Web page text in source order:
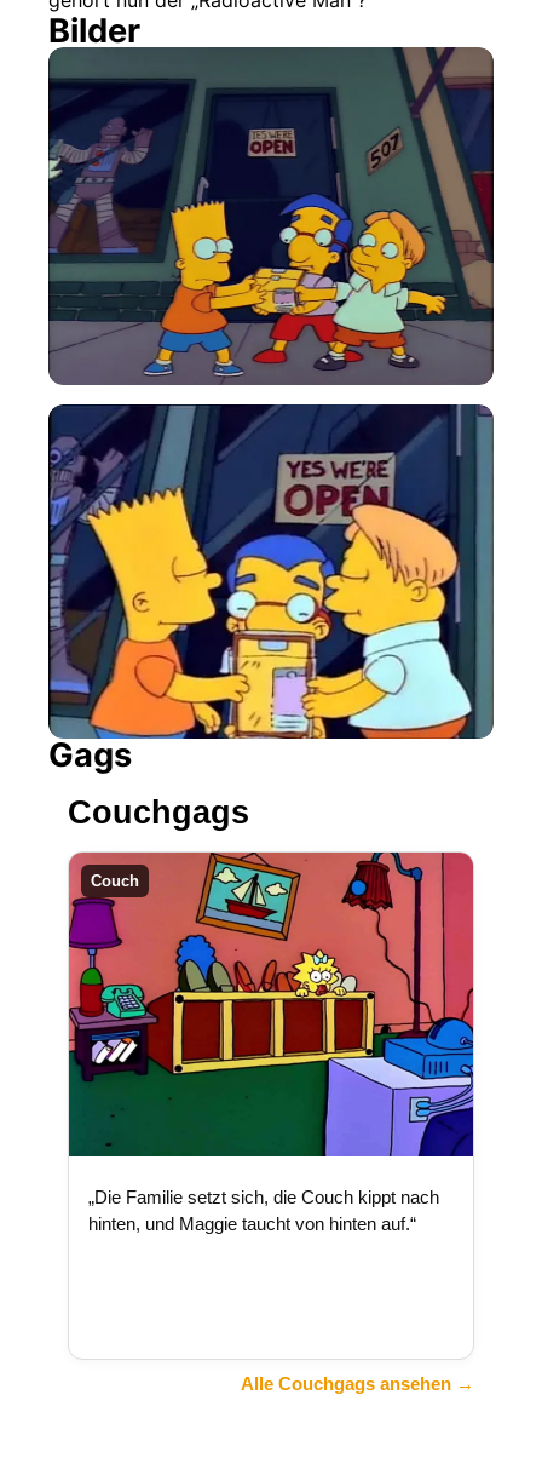
Bilder
Gags
Couchgags
Couch
„Die Familie setzt sich, die Couch kippt nach
hinten, und Maggie taucht von hinten auf.“
Alle Couchgags ansehen →